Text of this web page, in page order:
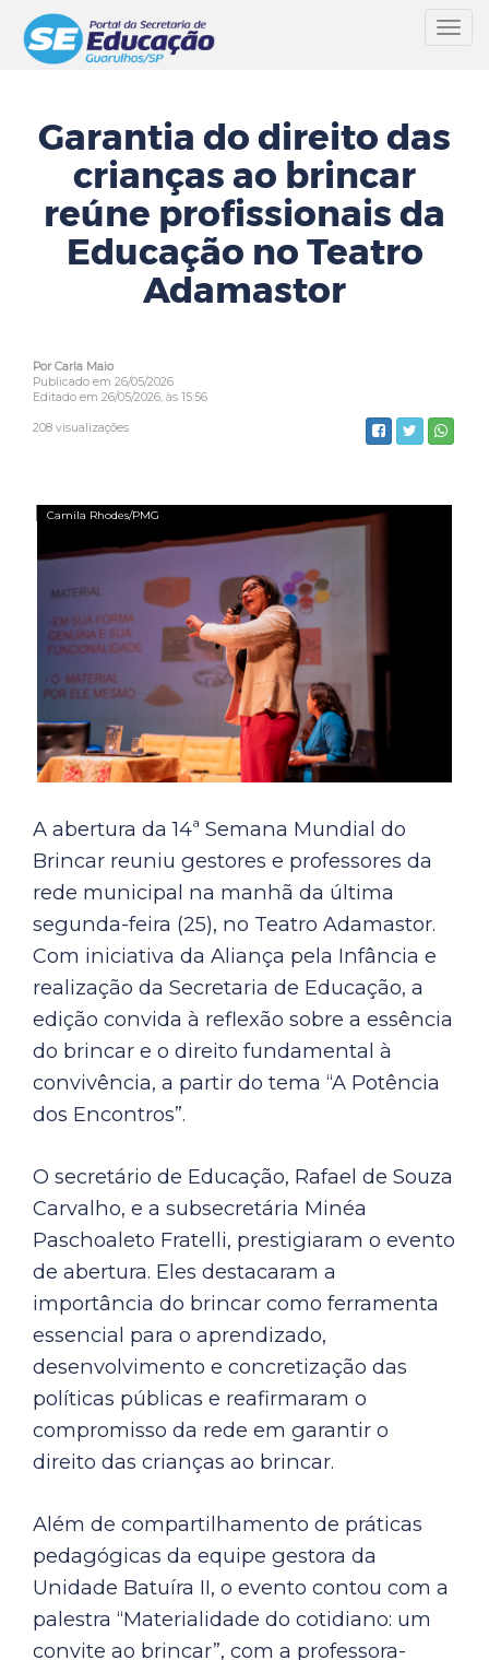
Garantia do direito das
crianças ao brincar
reúne profissionais da
Educação no Teatro
Adamastor
Por Carla Maio
Publicado em 26/05/2026
Editado em 26/05/2026, às 15:56
208 visualizações
A abertura da 14ª Semana Mundial do
Brincar reuniu gestores e professores da
rede municipal na manhã da última
segunda-feira (25), no Teatro Adamastor.
Com iniciativa da Aliança pela Infância e
realização da Secretaria de Educação, a
edição convida à reflexão sobre a essência
do brincar e o direito fundamental à
convivência, a partir do tema “A Potência
dos Encontros”.
O secretário de Educação, Rafael de Souza
Carvalho, e a subsecretária Minéa
Paschoaleto Fratelli, prestigiaram o evento
de abertura. Eles destacaram a
importância do brincar como ferramenta
essencial para o aprendizado,
desenvolvimento e concretização das
políticas públicas e reafirmaram o
compromisso da rede em garantir o
direito das crianças ao brincar.
Além de compartilhamento de práticas
pedagógicas da equipe gestora da
Unidade Batuíra II, o evento contou com a
palestra “Materialidade do cotidiano: um
convite ao brincar”, com a professora-